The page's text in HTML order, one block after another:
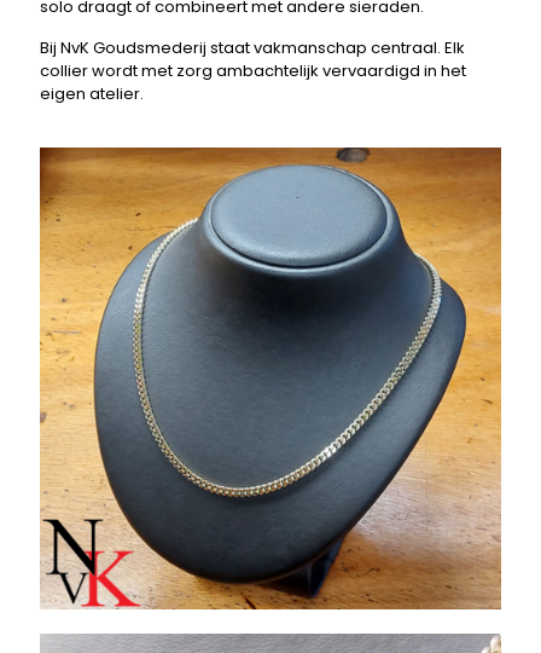
solo draagt of combineert met andere sieraden.
Bij NvK Goudsmederij staat vakmanschap centraal. Elk
collier wordt met zorg ambachtelijk vervaardigd in het
eigen atelier.